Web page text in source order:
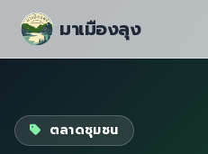
มาเมืองลุง
ตลาดชุมชน